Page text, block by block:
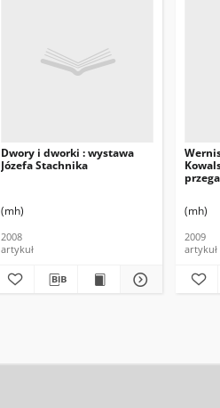
Dwory i dworki : wystawa
Józefa Stachnika
(mh)
2008
artykuł
(mh)
2009
artykuł